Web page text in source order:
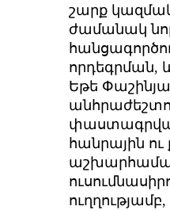
շարք
ժամանակ
որդեգրման,
Եթե
հանրային